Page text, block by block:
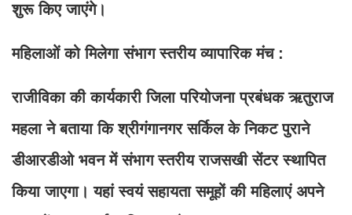
शुरू किए जाएंगे।
महिलाओं को मिलेगा संभाग स्तरीय व्यापारिक मंच :
राजीविका की कार्यकारी जिला परियोजना प्रबंधक ऋतुराज
महला ने बताया कि श्रीगंगानगर सर्किल के निकट पुराने
डीआरडीओ भवन में संभाग स्तरीय राजसखी सेंटर स्थापित
किया जाएगा। यहां स्वयं सहायता समूहों की महिलाएं अपने